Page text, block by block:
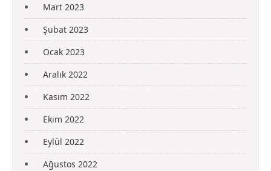
Mart 2023
Şubat 2023
Ocak 2023
Aralık 2022
Kasım 2022
Ekim 2022
Eylül 2022
Ağustos 2022